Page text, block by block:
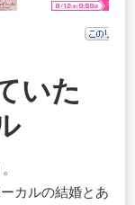
いた
カルの結婚とあ